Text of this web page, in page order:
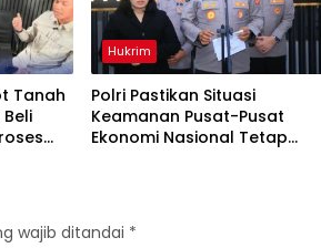
Tanah
Hukrim
Polri Pastikan Situasi
Keamanan Pusat-Pusat
Ekonomi Nasional Tetap
wajib ditandai *